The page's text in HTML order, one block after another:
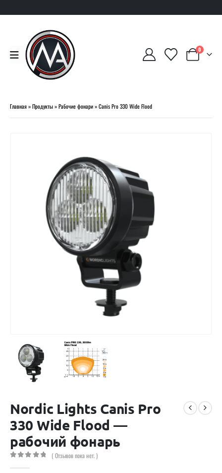
0
Главная»Продукты»Рабочие фонари»Canis Pro 330 Wide Flood
Nordic Lights Canis Pro
330 Wide Flood —
рабочий фонарь
( Отзывов пока нет. )